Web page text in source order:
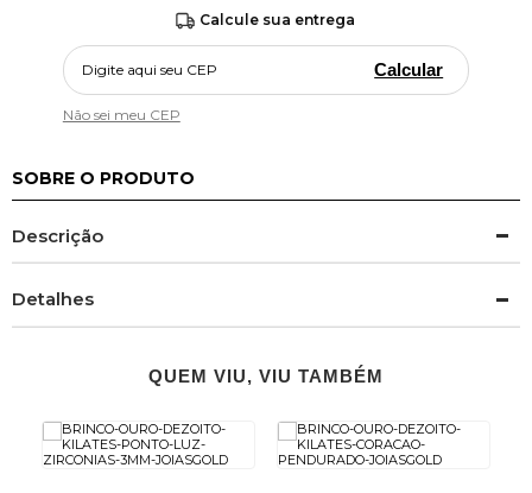
Calcule sua entrega
Calcular
Não sei meu CEP
SOBRE O PRODUTO
Descrição
Detalhes
QUEM VIU, VIU TAMBÉM